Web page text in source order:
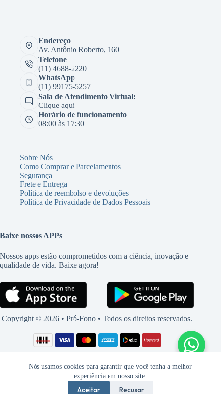
Nós usamos cookies para garantir que você tenha a melhor
experiência em nosso site.
Aceitar Recusar
Endereço
Av. Antônio Roberto, 160
Telefone
(11) 4688-2220
WhatsApp
(11) 99175-5257
Sala de Atendimento Virtual:
Clique aqui
Horário de funcionamento
08:00 às 17:30
Sobre Nós
Como Comprar e Parcelamentos
Segurança
Frete e Entrega
Política de reembolso e devoluções
Política de Privacidade de Dados Pessoais
Baixe nossos APPs
Nossos apps estão comprometidos com a ciência, inovação e
qualidade de vida. Baixe agora!
Copyright © 2026 • Pró-Fono • Todos os direitos reservados.